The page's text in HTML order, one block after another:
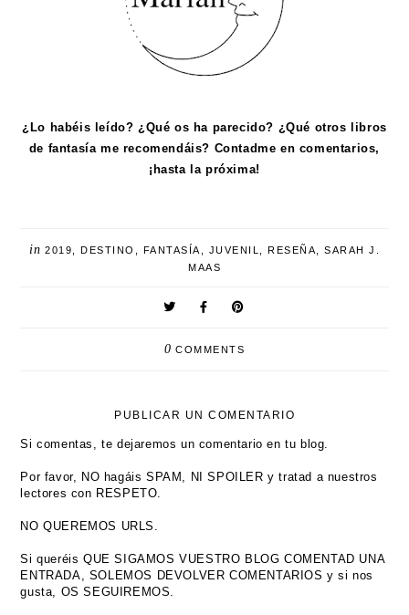
¿Lo habéis leído? ¿Qué os ha parecido? ¿Qué otros libros
de fantasía me recomendáis? Contadme en comentarios,
¡hasta la próxima!
in 2019 ,DESTINO FANTASÍA JUVENIL ,RESEÑA ,SARAH J.
MAAS
0 COMMENTS
PUBLICAR UN COMENTARIO
Si comentas, te dejaremos un comentario en tu blog.
Por favor, NO hagáis SPAM, NI SPOILER y tratad a nuestros
lectores con RESPETO.
NO QUEREMOS URLS.
Si queréis QUE SIGAMOS VUESTRO BLOG COMENTAD UNA
ENTRADA, SOLEMOS DEVOLVER COMENTARIOS y si nos
gusta, OS SEGUIREMOS.